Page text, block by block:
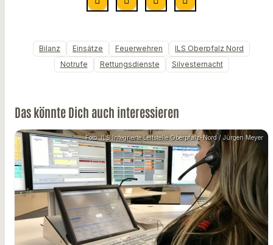
Bilanz Einsätze Feuerwehren
ILS Oberpfalz Nord
Notrufe
Rettungsdienste Silvesternacht
Das könnte Dich auch interessieren
Foto: ILS Integrierte Leitstelle Oberpfalz-Nord / Jürgen Meyer